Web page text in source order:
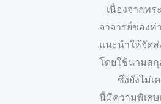
เนื่องจากพร
จาจารย์ของ
แนะนำให้จัด
โดยใช้นามสกุ
ซึ่งยังไม่เค
นี้มีความพิเศษ